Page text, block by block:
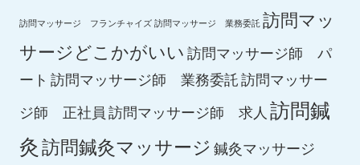
訪問マッサージ フランチャイズ 訪問マッサージ 業務委託 訪問マッ
サージどこかがいい 訪問マッサージ師 パ
ート 訪問マッサージ師 業務委託訪問マッサー
ジ師 正社員 訪問マッサージ師 求人 訪問鍼
灸訪問鍼灸マッサージ 鍼灸マッサージ